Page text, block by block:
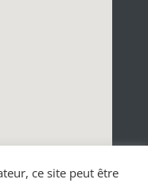
ce site peut être